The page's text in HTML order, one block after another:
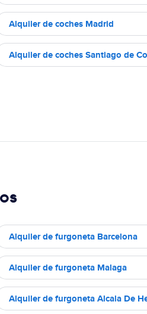
Alquiler de coches Madrid
Alquiler de coches Santiago de
Alquiler de furgoneta Barcelona
Alquiler de furgoneta Malaga
Alquiler de furgoneta Alcala De